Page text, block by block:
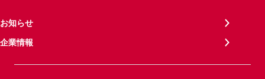
お知らせ
企業情報